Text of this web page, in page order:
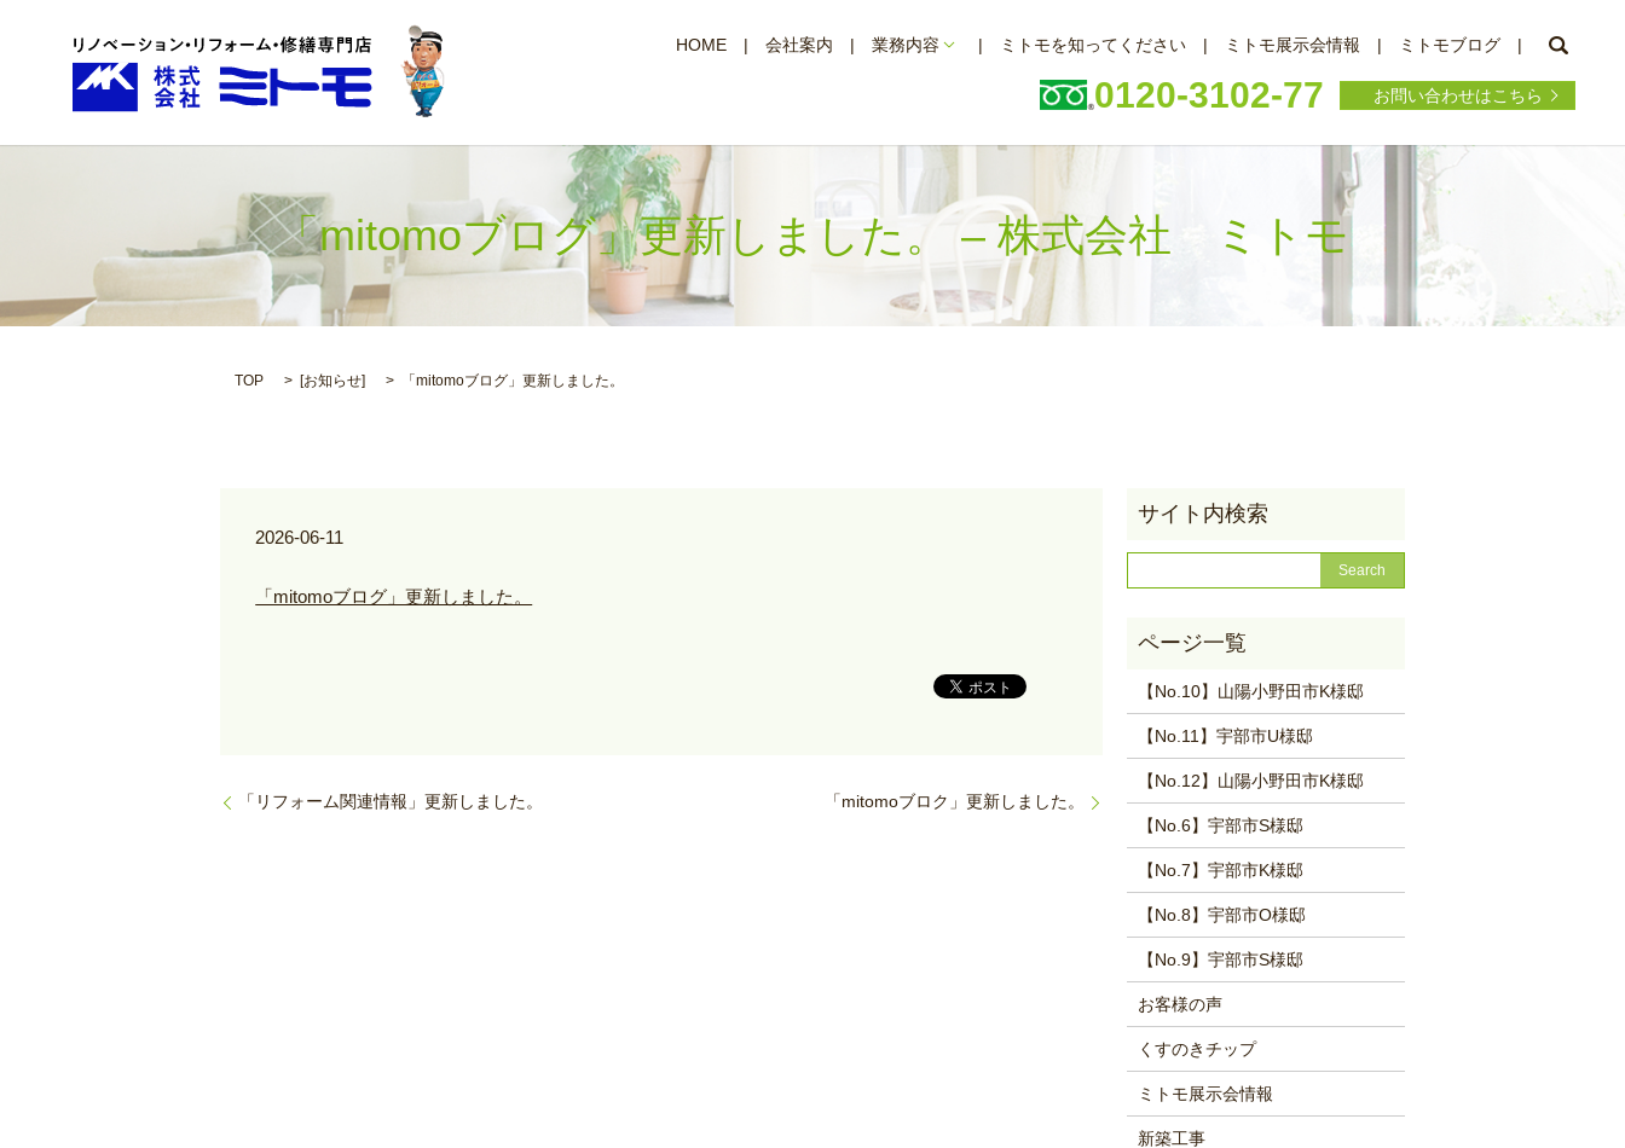
HOME 会社案内 業務内容 ミトモを知ってください ミトモ展示会情報 ミトモブログ
0120-3102-77 お問い合わせはこちら
「mitomoブログ」更新しました。 – 株式会社 ミトモ
TOP [お知らせ] 「mitomoブログ」更新しました。
2026-06-11
「mitomoブログ」更新しました。
「リフォーム関連情報」更新しました。 「mitomoブロク」更新しました。
【No.10】山陽小野田市K様邸
【No.11】宇部市U様邸
【No.12】山陽小野田市K様邸
【No.6】宇部市S様邸
【No.7】宇部市K様邸
【No.8】宇部市O様邸
【No.9】宇部市S様邸
お客様の声
くすのきチップ
ミトモ展示会情報
新築工事